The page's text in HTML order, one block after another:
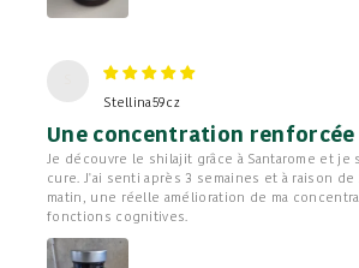
Stellina59cz
Une concentration renforcée
Je découvre le shilajit grâce à Santarome et je
cure. J'ai senti après 3 semaines et à raison
matin, une réelle amélioration de ma
fonctions cognitives.